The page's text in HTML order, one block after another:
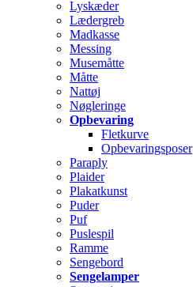
Lyskæder
Lædergreb
Madkasse
Messing
Musemåtte
Måtte
Nattøj
Nøgleringe
Opbevaring
Fletkurve
Opbevaringsposer
Paraply
Plaider
Plakatkunst
Puder
Puf
Puslespil
Ramme
Sengebord
Sengelamper